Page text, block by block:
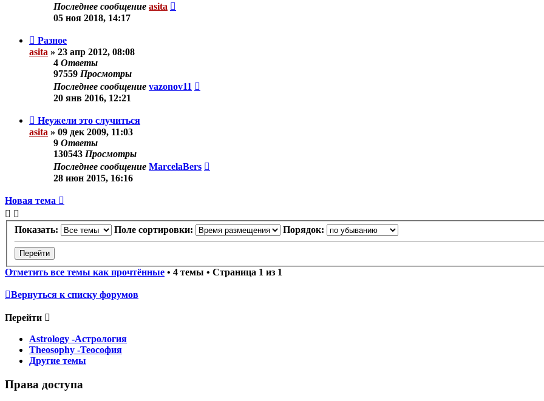
Последнее сообщение asita
05 ноя 2018, 14:17
Разное
asita » 23 апр 2012, 08:08
4 Ответы
97559 Просмотры
Последнее сообщение vazonov11
20 янв 2016, 12:21
Неужели это случиться
asita » 09 дек 2009, 11:03
9 Ответы
130543 Просмотры
Последнее сообщение MarcelaBers
28 июн 2015, 16:16
Новая тема
Показать: Поле сортировки: Порядок:
Отметить все темы как прочтённые • 4 темы • Страница 1 из 1
Вернуться к списку форумов
Перейти
Astrology -Астрология
Theosophy -Теософия
Другие темы
Права доступа